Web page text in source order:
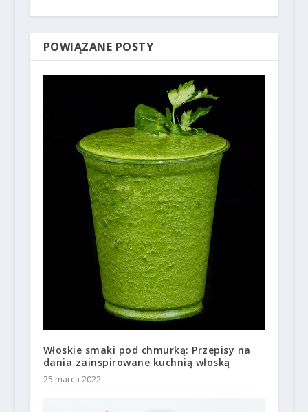
POWIĄZANE POSTY
Włoskie smaki pod chmurką: Przepisy na
dania zainspirowane kuchnią włoską
25 marca 2022